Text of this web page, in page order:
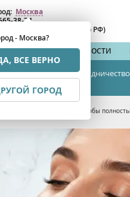
Москва
- Москва?
ВСЕ ВЕРНО
ГОРОД
38-74
(бесплатный по РФ)
БРЕНДЫ НОВОСТИ
Сотрудничество
пользоваться пептидами, чтобы